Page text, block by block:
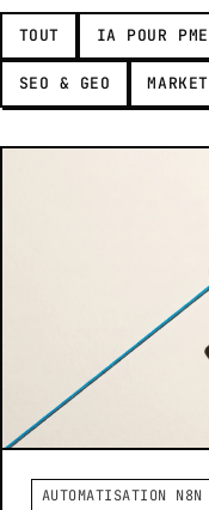
TOUT IA POUR PME
SEO & GEO
AUTOMATISATION N8N